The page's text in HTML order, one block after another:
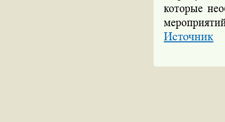
которые
Источник